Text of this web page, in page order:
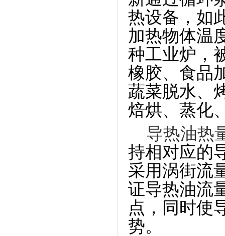
热设备，如
加热物体温
种工业炉，
橡胶、食品
蔬菜脱水、
焙烘、蒸化
导热油热
持相对应的
采用涡街流
证导热油流
点，同时使
势。